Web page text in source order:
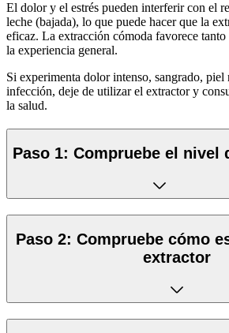
El dolor y el estrés pueden interferir con el
leche (bajada), lo que puede hacer que la
eficaz. La extracción cómoda favorece
la experiencia general.
Si experimenta dolor intenso, sangrado, piel
infección, deje de utilizar el extractor y
la salud.
Paso 1: Compruebe el nivel
Paso 2: Compruebe cómo
extractor